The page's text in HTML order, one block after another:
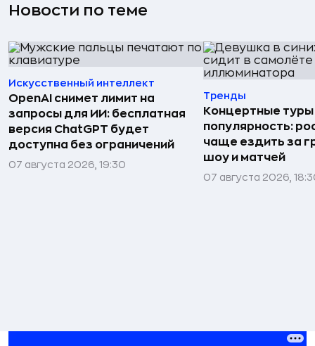
Новости по теме
Искусственный интеллект
OpenAI снимет лимит на
запросы для ИИ: бесплатная
версия ChatGPT будет
доступна без ограничений
07 августа 2026, 19:30
Тренды
Концертные
популярность:
чаще ездить за
шоу и матчей
07 августа 2026,